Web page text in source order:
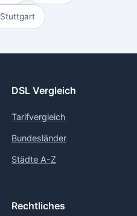
Stuttgart
DSL Vergleich
Tarifvergleich
Bundesländer
Städte A-Z
Rechtliches